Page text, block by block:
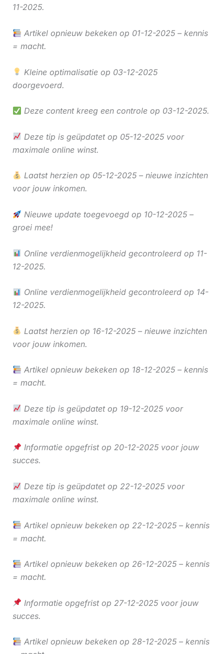
11-2025.
Artikel opnieuw bekeken op 01-12-2025 – kennis
= macht.
Kleine optimalisatie op 03-12-2025
doorgevoerd.
Deze content kreeg een controle op 03-12-2025.
Deze tip is geüpdatet op 05-12-2025 voor
maximale online winst.
Laatst herzien op 05-12-2025 – nieuwe inzichten
voor jouw inkomen.
Nieuwe update toegevoegd op 10-12-2025 –
groei mee!
Online verdienmogelijkheid gecontroleerd op 11-
12-2025.
Online verdienmogelijkheid gecontroleerd op 14-
12-2025.
Laatst herzien op 16-12-2025 – nieuwe inzichten
voor jouw inkomen.
Artikel opnieuw bekeken op 18-12-2025 – kennis
= macht.
Deze tip is geüpdatet op 19-12-2025 voor
maximale online winst.
Informatie opgefrist op 20-12-2025 voor jouw
succes.
Deze tip is geüpdatet op 22-12-2025 voor
maximale online winst.
Artikel opnieuw bekeken op 22-12-2025 – kennis
= macht.
Artikel opnieuw bekeken op 26-12-2025 – kennis
= macht.
Informatie opgefrist op 27-12-2025 voor jouw
succes.
Artikel opnieuw bekeken op 28-12-2025 – kennis